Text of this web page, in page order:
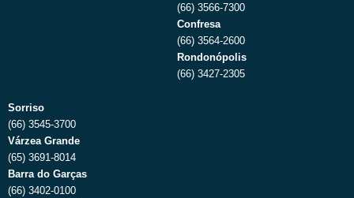
(66) 3566-7300
Confresa
(66) 3564-2600
Rondonópolis
(66) 3427-2305
Sorriso
(66) 3545-3700
Várzea Grande
(65) 3691-8014
Barra do Garças
(66) 3402-0100